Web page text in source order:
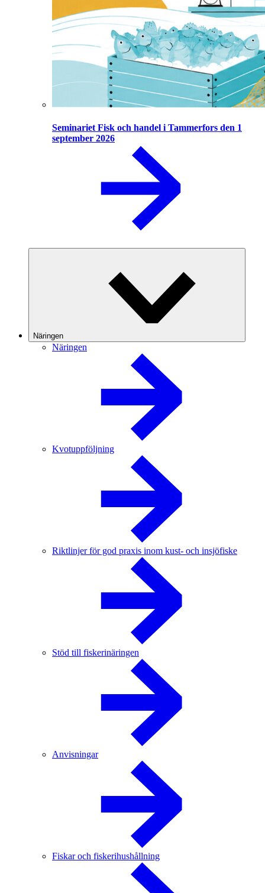
Seminariet Fisk och handel i Tammerfors den 1
september 2026
Näringen
Näringen
Kvotuppföljning
Riktlinjer för god praxis inom kust- och insjöfiske
Stöd till fiskerinäringen
Anvisningar
Fiskar och fiskerihushållning